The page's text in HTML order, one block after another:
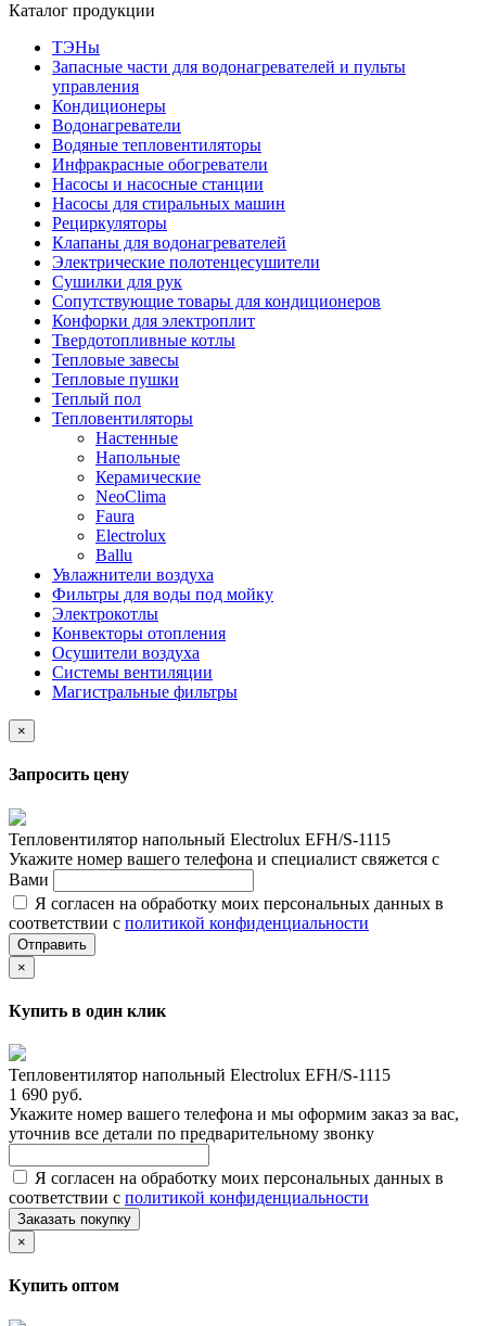
Каталог продукции
ТЭНы
Запасные части для водонагревателей и пульты
управления
Кондиционеры
Водонагреватели
Водяные тепловентиляторы
Инфракрасные обогреватели
Насосы и насосные станции
Насосы для стиральных машин
Рециркуляторы
Клапаны для водонагревателей
Электрические полотенцесушители
Сушилки для рук
Сопутствующие товары для кондиционеров
Конфорки для электроплит
Твердотопливные котлы
Тепловые завесы
Тепловые пушки
Теплый пол
Тепловентиляторы
Настенные
Напольные
Керамические
NeoClima
Faura
Electrolux
Ballu
Увлажнители воздуха
Фильтры для воды под мойку
Электрокотлы
Конвекторы отопления
Осушители воздуха
Системы вентиляции
Магистральные фильтры
×
Запросить цену
Тепловентилятор напольный Electrolux EFH/S-1115
Укажите номер вашего телефона и специалист свяжется с
Вами
Я согласен на обработку моих персональных данных в
соответствии с политикой конфиденциальности
Отправить
×
Купить в один клик
Тепловентилятор напольный Electrolux EFH/S-1115
1 690 руб.
Укажите номер вашего телефона и мы оформим заказ за вас,
уточнив все детали по предварительному звонку
Я согласен на обработку моих персональных данных в
соответствии с политикой конфиденциальности
Заказать покупку
×
Купить оптом